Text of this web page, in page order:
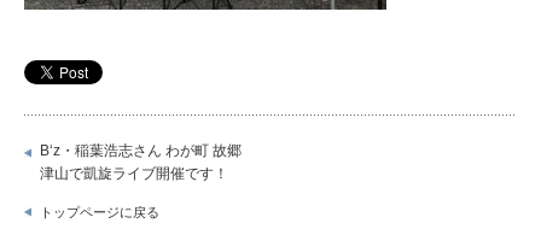
B‘z・稲葉浩志さん わが町 故郷
津山で凱旋ライブ開催です！
トップページに戻る